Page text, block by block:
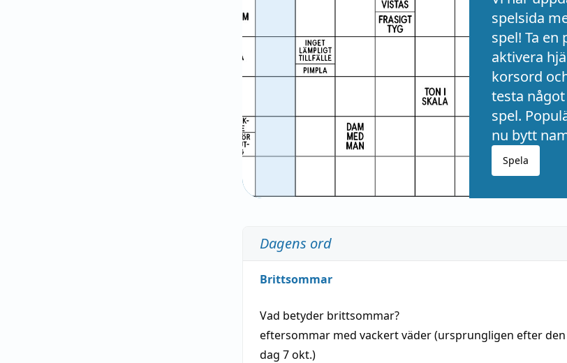
spelsida
spel! Ta en
aktivera
korsord
testa
spel.
nu bytt
Spela
Dagens ord
Brittsommar
Vad betyder brittsommar?
eftersommar med vackertväder(ursprungligen efter
dag 7 okt.)